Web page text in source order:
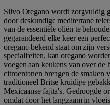
Silvo Oregano wordt zorgvuldig
door deskundige mediterrane
van de essentiële oliën te
gegarandeerd elke keer een
oregano bekend staat om zijn
specialiteiten, kan oregano
voegen aan keukens van over de
citroentonen brengen de smaken
traditioneel Britse kruidige
Mexicaanse fajita's. Gedroogde
omdat door het langzaam in